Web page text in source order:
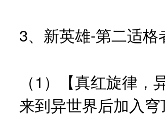
3、新英雄-第二适格
（1）【真红旋律，
来到异世界后加入